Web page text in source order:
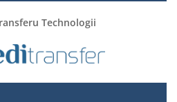
Technologii